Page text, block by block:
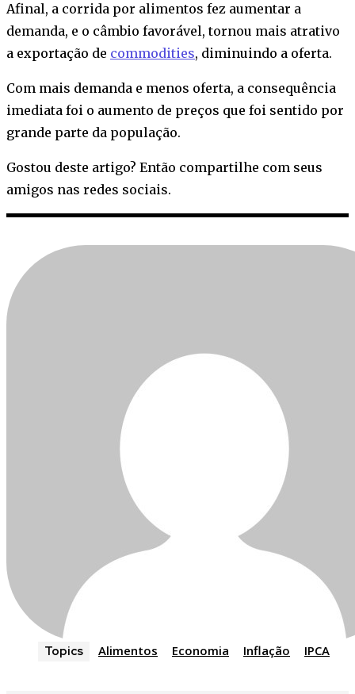
Afinal, a corrida por alimentos fez aumentar a
demanda, e o câmbio favorável, tornou mais atrativo
a exportação de commodities, diminuindo a oferta.
Com mais demanda e menos oferta, a consequência
imediata foi o aumento de preços que foi sentido por
grande parte da população.
Gostou deste artigo? Então compartilhe com seus
amigos nas redes sociais.
Topics Alimentos Economia Inflação IPCA